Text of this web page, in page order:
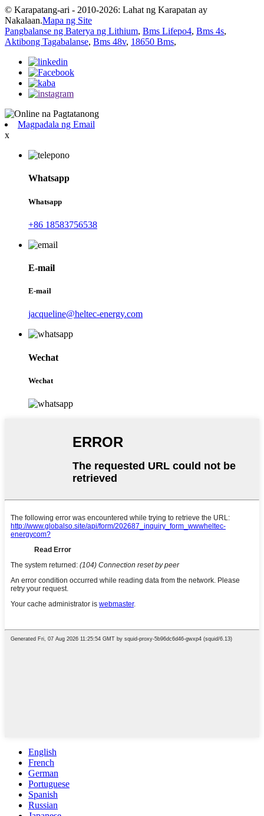
© Karapatang-ari - 2010-2026: Lahat ng Karapatan ay
Nakalaan.Mapa ng Site
Pangbalanse ng Baterya ng Lithium, Bms Lifepo4, Bms 4s,
Aktibong Tagabalanse, Bms 48v, 18650 Bms,
Magpadala ng Email
x
Whatsapp
Whatsapp
+86 18583756538
E-mail
E-mail
jacqueline@heltec-energy.com
Wechat
Wechat
English
French
German
Portuguese
Spanish
Russian